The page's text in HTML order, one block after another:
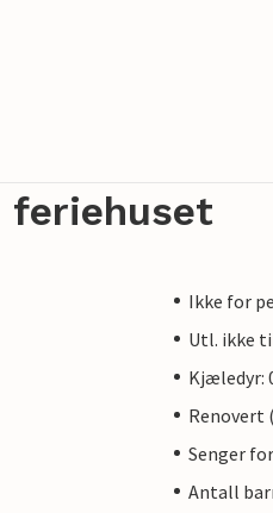
feriehuset
Ikke for
Utl. ikke
Kjæledyr:
Renovert
Senger
Antall